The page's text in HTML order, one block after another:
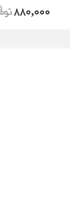
880,000